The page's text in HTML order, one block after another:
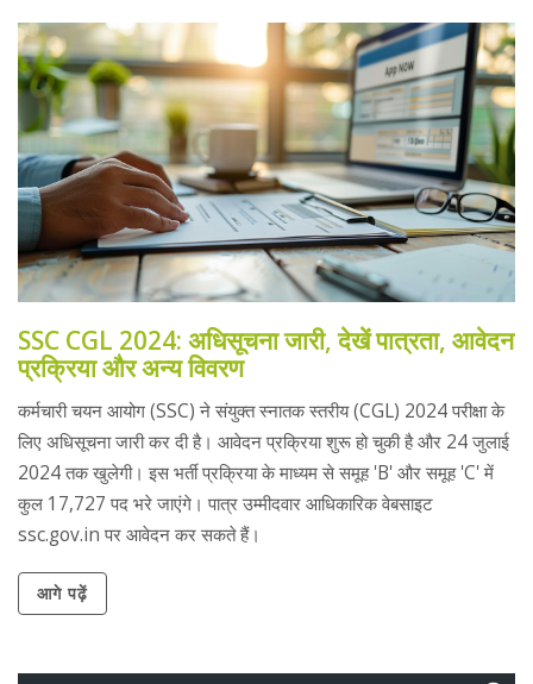
SSC CGL 2024: अधिसूचना जारी, देखें पात्रता, आवेदन
प्रक्रिया और अन्य विवरण
कर्मचारी चयन आयोग (SSC) ने संयुक्त स्नातक स्तरीय (CGL) 2024 परीक्षा के
लिए अधिसूचना जारी कर दी है। आवेदन प्रक्रिया शुरू हो चुकी है और 24 जुलाई
2024 तक खुलेगी। इस भर्ती प्रक्रिया के माध्यम से समूह 'B' और समूह 'C' में
कुल 17,727 पद भरे जाएंगे। पात्र उम्मीदवार आधिकारिक वेबसाइट
ssc.gov.in पर आवेदन कर सकते हैं।
आगे पढ़ें